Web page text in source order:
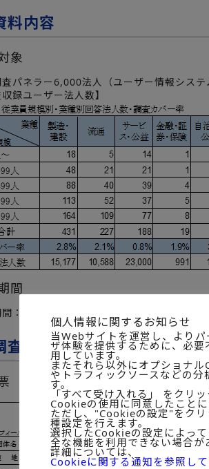
内容
象
査パネラー6,000法人（ユーザー情報シス
収録ユーザー法人数】
間
間：2018年5月～2018年7月／データ入力
項目・調査票
個人情報に関するお知らせ
当Webサイトを運営し、より
ザ体験を提供するために、必
用しています。
またそれら以外にオプショナ
やトラフィックソースなどの分
す。
「すべて受け入れる」 をクリ
Cookieの使用に同意したことに
ただし、"Cookieの設定"をク
種設定を行えます。
選択したCookieの設定によっ
全な機能を利用できない場合が
詳細については、
Cookieに関する通知を参照して